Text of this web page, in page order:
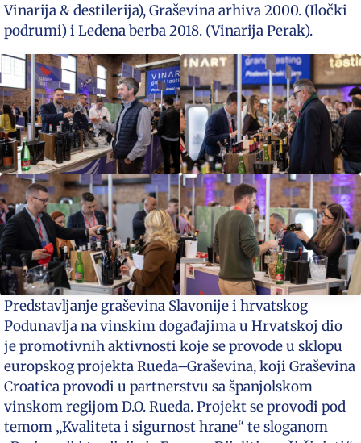
Vinarija & destilerija), Graševina arhiva 2000. (Iločki
podrumi) i Ledena berba 2018. (Vinarija Perak).
Predstavljanje graševina Slavonije i hrvatskog
Podunavlja na vinskim događajima u Hrvatskoj dio
je promotivnih aktivnosti koje se provode u sklopu
europskog projekta Rueda–Graševina, koji Graševina
Croatica provodi u partnerstvu sa španjolskom
vinskom regijom D.O. Rueda. Projekt se provodi pod
temom „Kvaliteta i sigurnost hrane“ te sloganom